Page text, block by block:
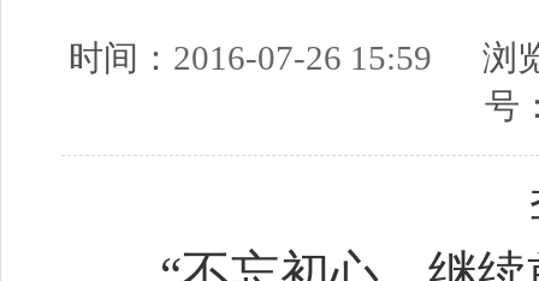
时间： 2016-07-26 15:59 浏
号